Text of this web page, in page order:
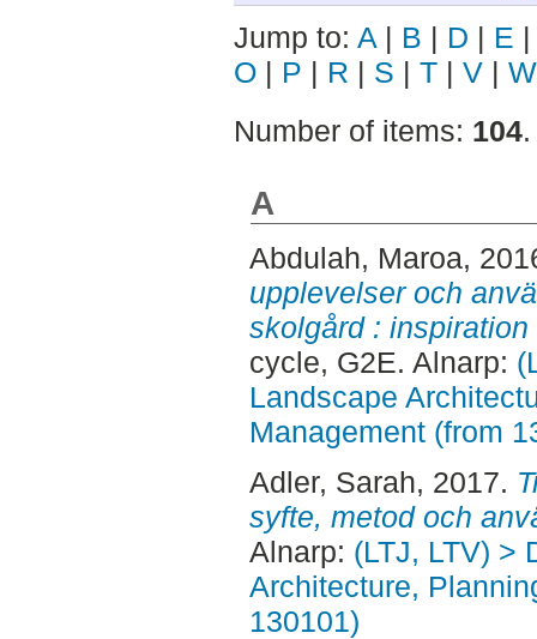
Jump to: A | B | D | E
O | P | R | S | T | V | W
Number of items: 104.
A
Abdulah, Maroa,
upplevelser och
skolgård :
cycle, G2E. Alnarp:
Landscape
Management (from
Adler, Sarah, 2017.
syfte, metod och
Alnarp: (LTJ, LTV) >
Architecture,
130101)